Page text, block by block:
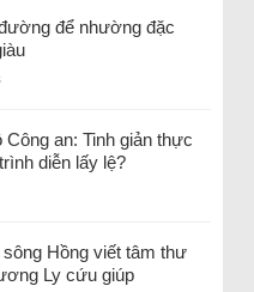
để nhường đặc
an: Tinh giản thực
diễn lấy lệ?
Hồng viết tâm thư
Ly cứu giúp